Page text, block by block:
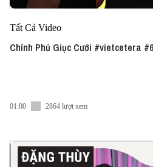
Tất Cả Video
Chính Phủ Giục Cưới #vietcetera
01:00 2864 lượt xem